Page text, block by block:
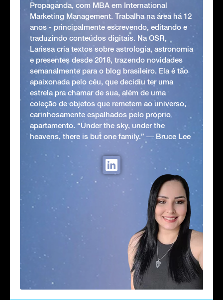
Propaganda, com MBA em International
Marketing Management. Trabalha na área há 12
anos - principalmente escrevendo, editando e
traduzindo conteúdos digitais. Na OSR,
Larissa cria textos sobre astrologia, astronomia
e presentes desde 2018, trazendo novidades
semanalmente para o blog brasileiro. Ela é tão
apaixonada pelo céu, que decidiu ter uma
estrela pra chamar de sua, além de uma
coleção de objetos que remetem ao universo,
carinhosamente espalhados pelo próprio
apartamento. “Under the sky, under the
heavens, there is but one family.” ― Bruce Lee